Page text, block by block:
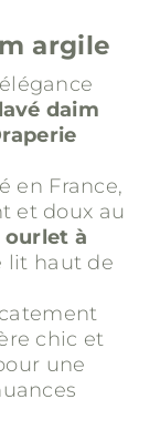
argile
daim
en France,
et doux au
à
lit haut de
chic et
une